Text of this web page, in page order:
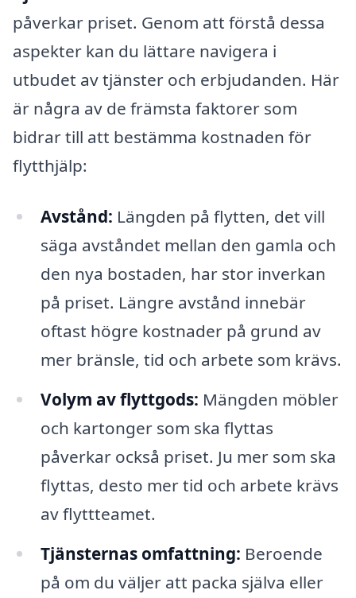
påverkar priset. Genom att förstå dessa
aspekter kan du lättare navigera i
utbudet av tjänster och erbjudanden. Här
är några av de främsta faktorer som
bidrar till att bestämma kostnaden för
flytthjälp:
Avstånd: Längden på flytten, det vill
säga avståndet mellan den gamla och
den nya bostaden, har stor inverkan
på priset. Längre avstånd innebär
oftast högre kostnader på grund av
mer bränsle, tid och arbete som krävs.
Volym av flyttgods: Mängden möbler
och kartonger som ska flyttas
påverkar också priset. Ju mer som ska
flyttas, desto mer tid och arbete krävs
av flyttteamet.
Tjänsternas omfattning: Beroende
på om du väljer att packa själva eller